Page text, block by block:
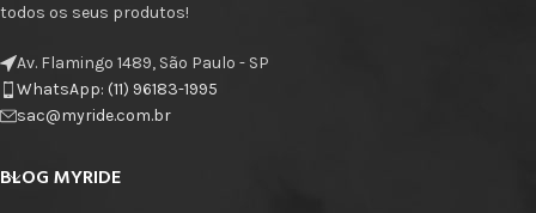
todos os seus produtos!
Av. Flamingo 1489, São Paulo - SP
WhatsApp: (11) 96183-1995
sac@myride.com.br
BLOG MYRIDE